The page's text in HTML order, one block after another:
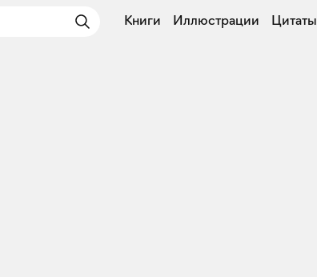
Книги Иллюстрации Цитаты